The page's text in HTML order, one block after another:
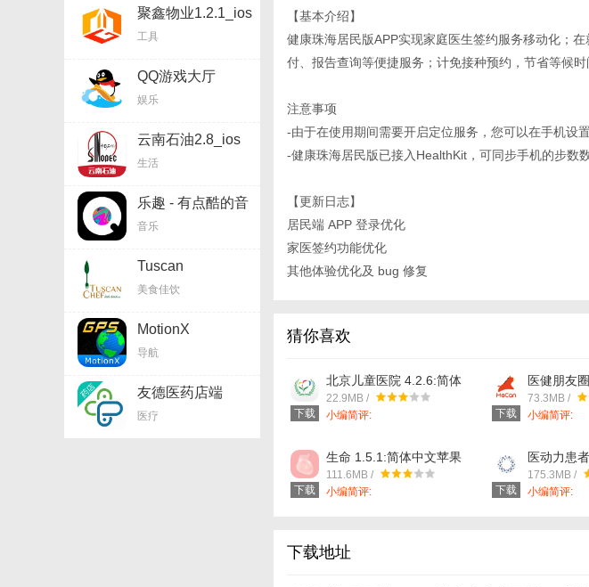
聚鑫物业1.2.1_ios
软件
工具
QQ游戏大厅
HD2.7.1_ios软件
娱乐
云南石油2.8_ios
软件
生活
乐趣 - 有点酷的音
乐App1.4.4_ios软
件
音乐
Tuscan
Chef3.1.3_ios软
件
美食佳饮
MotionX
GPS24.4_ios软件
导航
友德医药店端
0.8.0_ios软件
医疗
【基本介绍】
健康珠海居民版APP实现家庭医生签约服务移动化；
付、报告查询等便捷服务；计免接种预约，节省等候
注意事项
-由于在使用期间需要开启定位服务，您可以在手机设
-健康珠海居民版已接入HealthKit，可同步手机的步数
【更新日志】
居民端 APP 登录优化
家医签约功能优化
其他体验优化及 bug 修复
猜你喜欢
下载
北京儿童医院 4.2.6:简体
中文苹果版app软件下载
22.9MB /
小编简评:
下载
医健朋友
号找医生
体中文苹
载
73.3MB /
小编简评:
下载
生命 1.5.1:简体中文苹果
版app软件下载
111.6MB /
小编简评:
下载
医动力患
中文苹果
175.3MB /
小编简评:
下载地址